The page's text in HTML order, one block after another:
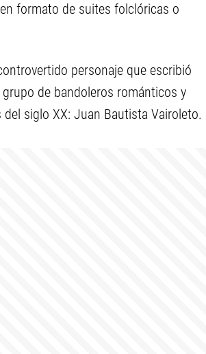
formato de suites folclóricas o
personaje que escribió
de bandoleros románticos y
siglo XX: Juan Bautista Vairoleto.